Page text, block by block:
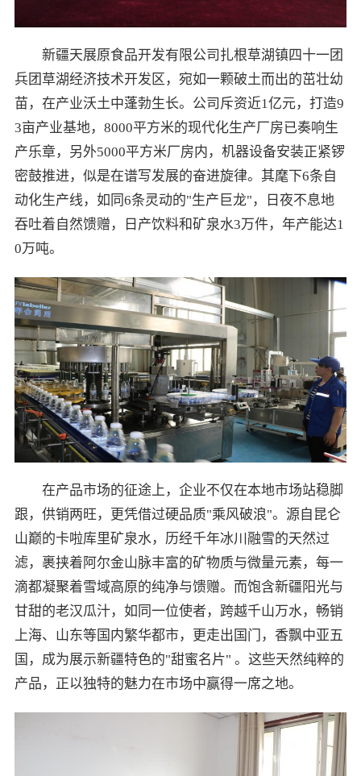
新疆天展原食品开发有限公司扎根草湖镇四十一团
兵团草湖经济技术开发区，宛如一颗破土而出的茁壮幼
苗，在产业沃土中蓬勃生长。公司斥资近1亿元，打造9
3亩产业基地，8000平方米的现代化生产厂房已奏响生
产乐章，另外5000平方米厂房内，机器设备安装正紧锣
密鼓推进，似是在谱写发展的奋进旋律。其麾下6条自
动化生产线，如同6条灵动的"生产巨龙"，日夜不息地
吞吐着自然馈赠，日产饮料和矿泉水3万件，年产能达1
0万吨。
在产品市场的征途上，企业不仅在本地市场站稳脚
跟，供销两旺，更凭借过硬品质"乘风破浪"。源自昆仑
山巅的卡啦库里矿泉水，历经千年冰川融雪的天然过
滤，裹挟着阿尔金山脉丰富的矿物质与微量元素，每一
滴都凝聚着雪域高原的纯净与馈赠。而饱含新疆阳光与
甘甜的老汉瓜汁，如同一位使者，跨越千山万水，畅销
上海、山东等国内繁华都市，更走出国门，香飘中亚五
国，成为展示新疆特色的"甜蜜名片" 。这些天然纯粹的
产品，正以独特的魅力在市场中赢得一席之地。